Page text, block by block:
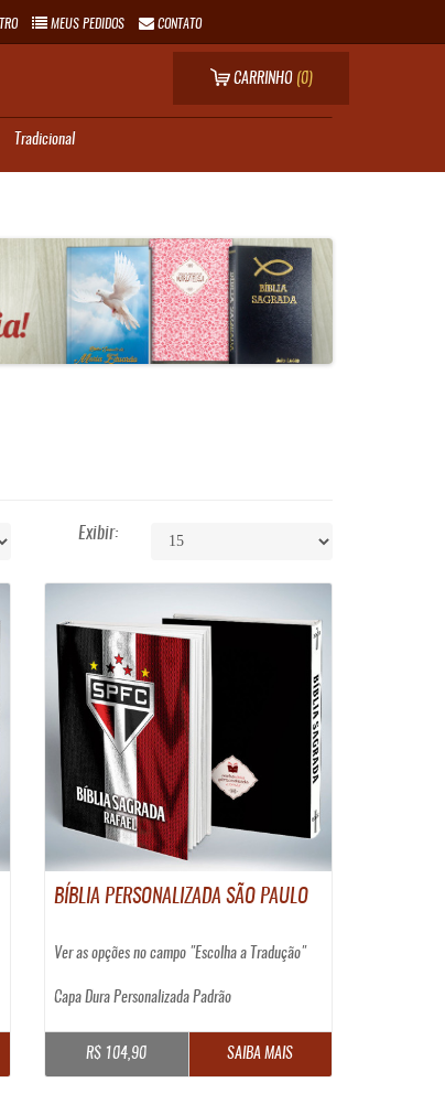
MEUS PEDIDOS CONTATO
CARRINHO (0)
Tradicional
Exibir:
BÍBLIA PERSONALIZADA SÃO PAULO
Ver as opções no campo "Escolha a Tradução"
Capa Dura Personalizada Padrão
R$ 104,90 SAIBA MAIS